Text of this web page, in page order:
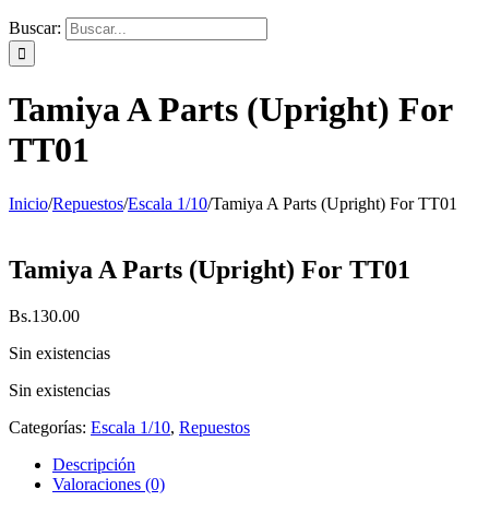
Buscar:
Tamiya A Parts (Upright) For
TT01
Inicio/Repuestos/Escala 1/10/Tamiya A Parts (Upright) For TT01
Tamiya A Parts (Upright) For TT01
Bs.130.00
Sin existencias
Sin existencias
Categorías: Escala 1/10, Repuestos
Descripción
Valoraciones (0)